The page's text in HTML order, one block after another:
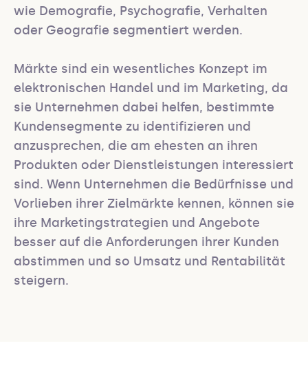
wie Demografie, Psychografie, Verhalten
oder Geografie segmentiert werden.
Märkte sind ein wesentliches Konzept im
elektronischen Handel und im Marketing, da
sie Unternehmen dabei helfen, bestimmte
Kundensegmente zu identifizieren und
anzusprechen, die am ehesten an ihren
Produkten oder Dienstleistungen interessiert
sind. Wenn Unternehmen die Bedürfnisse und
Vorlieben ihrer Zielmärkte kennen, können sie
ihre Marketingstrategien und Angebote
besser auf die Anforderungen ihrer Kunden
abstimmen und so Umsatz und Rentabilität
steigern.